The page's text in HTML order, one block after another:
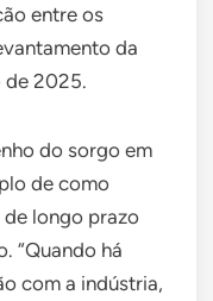
entre os
da
de 2025.
do sorgo em
de como
longo prazo
“Quando há
com a indústria,